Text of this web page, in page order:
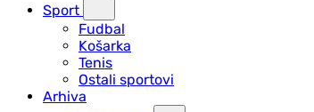
Sport
Fudbal
Košarka
Tenis
Ostali sportovi
Arhiva